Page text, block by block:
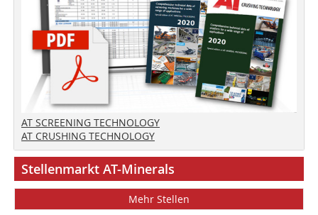
AT SCREENING TECHNOLOGY
AT CRUSHING TECHNOLOGY
Stellenmarkt AT-Minerals
Mehr Stellen